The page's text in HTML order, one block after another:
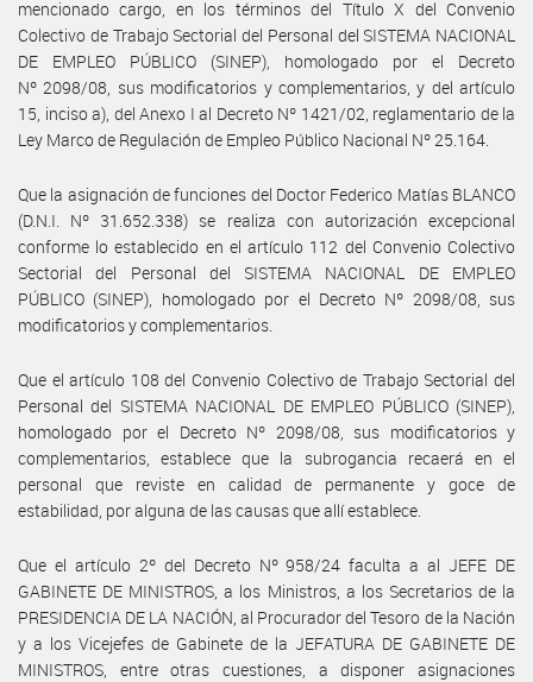
mencionado cargo, en los términos del Título X del Convenio
Colectivo de Trabajo Sectorial del Personal del SISTEMA NACIONAL
DE EMPLEO PÚBLICO (SINEP), homologado por el Decreto
Nº 2098/08, sus modificatorios y complementarios, y del artículo
15, inciso a), del Anexo I al Decreto Nº 1421/02, reglamentario de la
Ley Marco de Regulación de Empleo Público Nacional Nº 25.164.
Que la asignación de funciones del Doctor Federico Matías BLANCO
(D.N.I. Nº 31.652.338) se realiza con autorización excepcional
conforme lo establecido en el artículo 112 del Convenio Colectivo
Sectorial del Personal del SISTEMA NACIONAL DE EMPLEO
PÚBLICO (SINEP), homologado por el Decreto Nº 2098/08, sus
modificatorios y complementarios.
Que el artículo 108 del Convenio Colectivo de Trabajo Sectorial del
Personal del SISTEMA NACIONAL DE EMPLEO PÚBLICO (SINEP),
homologado por el Decreto Nº 2098/08, sus modificatorios y
complementarios, establece que la subrogancia recaerá en el
personal que reviste en calidad de permanente y goce de
estabilidad, por alguna de las causas que allí establece.
Que el artículo 2º del Decreto Nº 958/24 faculta a al JEFE DE
GABINETE DE MINISTROS, a los Ministros, a los Secretarios de la
PRESIDENCIA DE LA NACIÓN, al Procurador del Tesoro de la Nación
y a los Vicejefes de Gabinete de la JEFATURA DE GABINETE DE
MINISTROS, entre otras cuestiones, a disponer asignaciones